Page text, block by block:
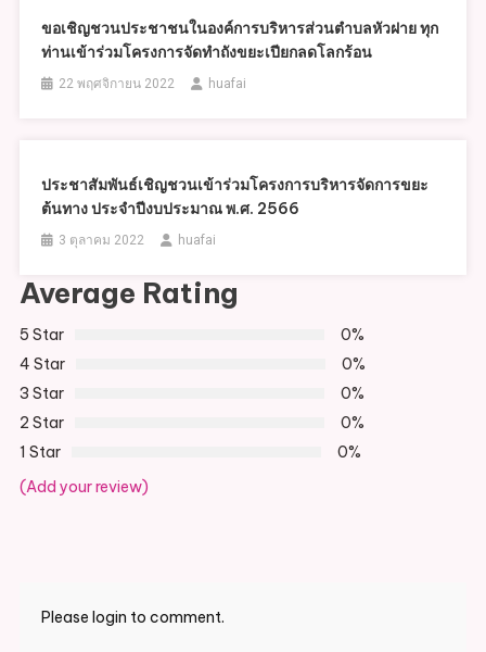
ขอเชิญชวนประชาชนในองค์การบริหารส่วนตำบลหัวฝาย ทุก
ท่านเข้าร่วมโครงการจัดทำถังขยะเปียกลดโลกร้อน
22 พฤศจิกายน 2022 huafai
ประชาสัมพันธ์เชิญชวนเข้าร่วมโครงการบริหารจัดการขยะ
ต้นทาง ประจำปีงบประมาณ พ.ศ. 2566
3 ตุลาคม 2022 huafai
Average Rating
5 Star
0%
4 Star
0%
3 Star
0%
2 Star
0%
1 Star
0%
(Add your review)
Please login to comment.